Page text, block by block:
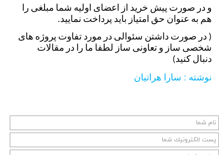
و در صورت پیش خرید از اعضای اولیه شما مبلغی را
هم به عنوان حق امتیاز باید پرداخت نمایید.
( در صورت داشتن سئوالی در مورد تفاوت پروژه های
شخصی ساز و تعاونی ساز لطفا ما را در مقالات
دنبال کنید)
نوشته : سارا هراتیان